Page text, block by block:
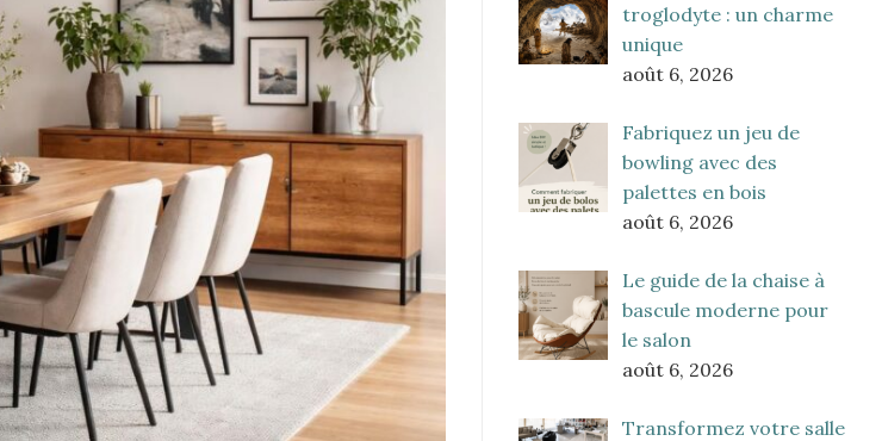
troglodyte : un charme
unique
août 6, 2026
Fabriquez un jeu de
bowling avec des
palettes en bois
août 6, 2026
Le guide de la chaise à
bascule moderne pour
le salon
août 6, 2026
Transformez votre salle